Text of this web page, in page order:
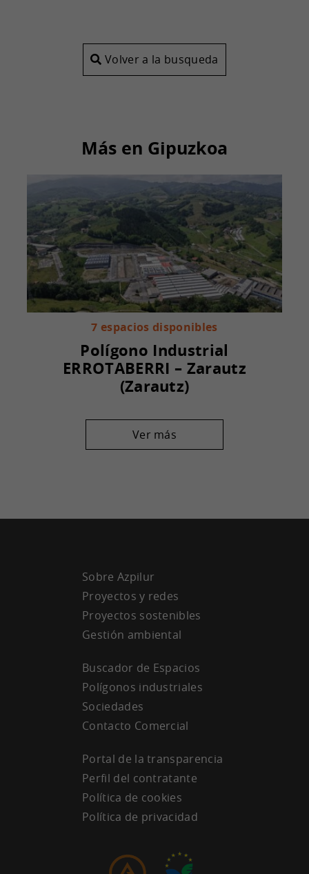
Volver a la busqueda
Más en Gipuzkoa
7 espacios disponibles
Polígono Industrial
ERROTABERRI – Zarautz
(Zarautz)
Ver más
Sobre Azpilur
Proyectos y redes
Proyectos sostenibles
Gestión ambiental
Buscador de Espacios
Polígonos industriales
Sociedades
Contacto Comercial
Portal de la transparencia
Perfil del contratante
Política de cookies
Política de privacidad